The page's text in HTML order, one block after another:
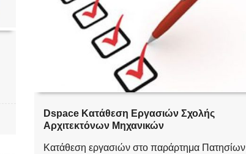
Dspace Κατάθεση Εργασιών Σχολής
Αρχιτεκτόνων Μηχανικών
Κατάθεση εργασιών στο παράρτημα Πατησίων